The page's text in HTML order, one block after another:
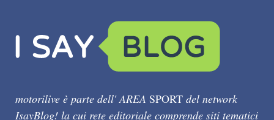
motorilive è parte dell' AREA SPORT del network
IsayBlog! la cui rete editoriale comprende siti tematici